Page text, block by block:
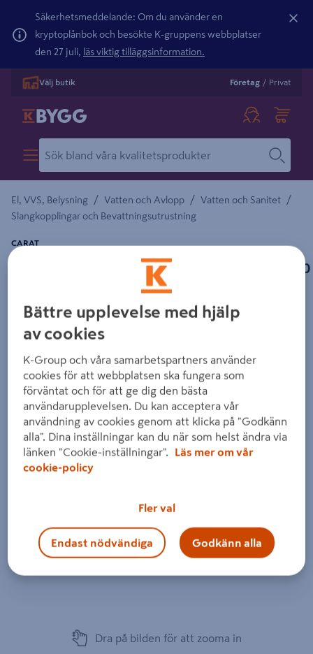
Säkerhetsmeddelande: Om du använder en
kryptoplånbok och besökte K-gruppens webbplatser
den 27 juli, läs viktig tilläggsinformation.
Välj butik Företag / Privat
El, VVS, Belysning / Vatten och Avlopp / Vatten och Sanitet /
Slangkopplingar och Bevattningsutrustning
SLANGNIPPEL CARAT 15XR15UTV 3414, 40510
CARAT
Detaljerad beskrivning finns i produktbeskrivningsområdet
Dra på bilden för att zooma in
Bättre upplevelse med hjälp
av cookies
K-Group och våra samarbetspartners använder
cookies för att webbplatsen ska fungera som
förväntat och för att ge dig den bästa
användarupplevelsen. Du kan acceptera vår
användning av cookies genom att klicka på "Godkänn
alla". Dina inställningar kan du när som helst ändra via
länken "Cookie-inställningar".
Läs mer om vår
cookie-policy
Fler val
Endast nödvändiga Godkänn alla